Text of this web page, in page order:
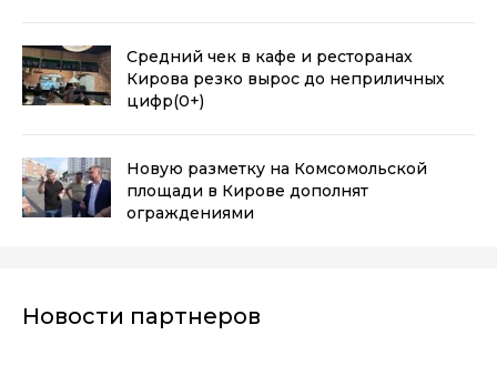
Средний чек в кафе и ресторанах
Кирова резко вырос до неприличных
цифр(0+)
Новую разметку на Комсомольской
площади в Кирове дополнят
ограждениями
Новости партнеров